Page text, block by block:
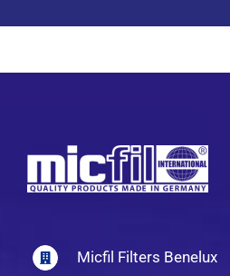
Micfil Filters Benelux